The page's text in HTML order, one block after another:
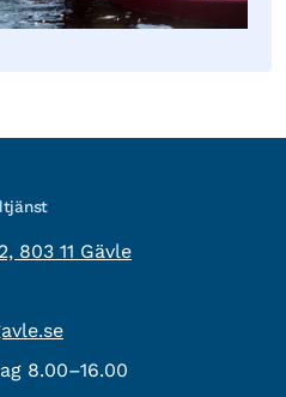
803 11 Gävle
8.00–16.00